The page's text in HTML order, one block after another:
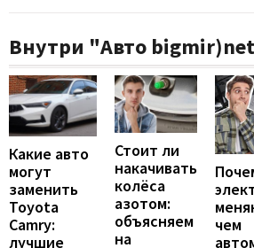
Внутри "Авто
Какие авто
могут
заменить
Toyota
Camry:
лучшие
Стоит ли
накачивать
колёса
азотом:
объясняем
на
чем